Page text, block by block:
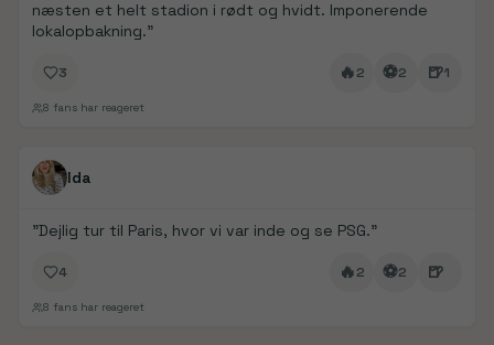
næsten et helt stadion i rødt og hvidt. Imponerende
lokalopbakning."
3 🔥2 ⚽2 🍺1
8 fans har reageret
FanDays bidrag
Ida
"Dejlig tur til Paris, hvor vi var inde og se PSG."
4 🔥2 ⚽2 🍺
8 fans har reageret